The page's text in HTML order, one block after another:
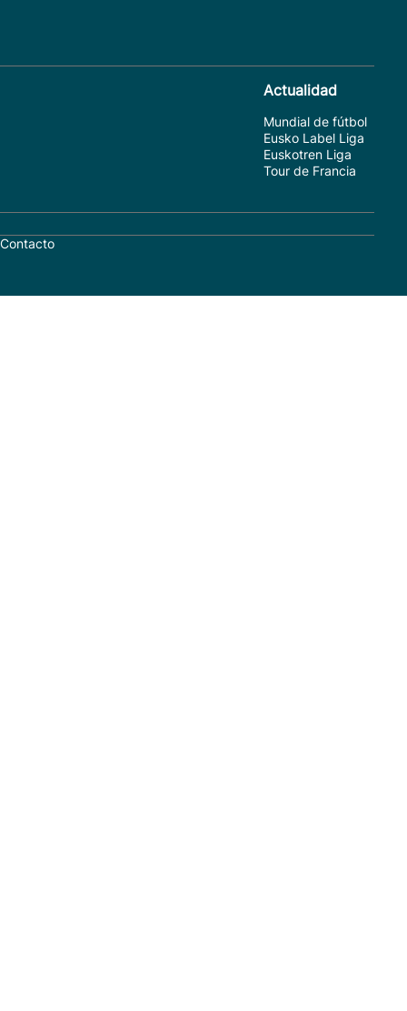
Actualidad
Mundial de fútbol
Eusko Label Liga
Euskotren Liga
Tour de Francia
Contacto